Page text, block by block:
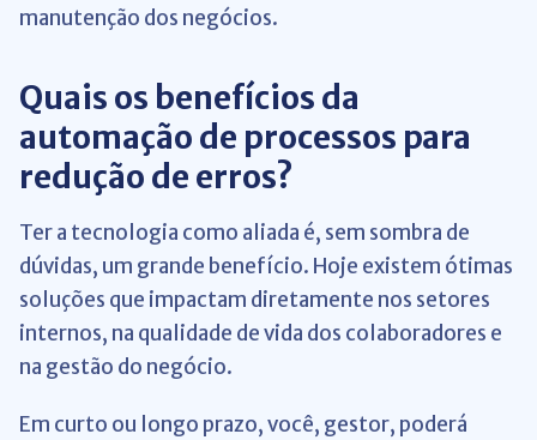
manutenção dos negócios.
Quais os benefícios da
automação de processos para
redução de erros?
Ter a tecnologia como aliada é, sem sombra de
dúvidas, um grande benefício. Hoje existem ótimas
soluções que impactam diretamente nos setores
internos, na qualidade de vida dos colaboradores e
na gestão do negócio.
Em curto ou longo prazo, você, gestor, poderá